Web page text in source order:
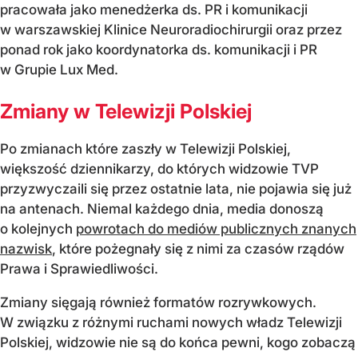
pracowała jako menedżerka ds. PR i komunikacji
w warszawskiej Klinice Neuroradiochirurgii oraz przez
ponad rok jako koordynatorka ds. komunikacji i PR
w Grupie Lux Med.
Zmiany w Telewizji Polskiej
Po zmianach które zaszły w Telewizji Polskiej,
większość dziennikarzy, do których widzowie TVP
przyzwyczaili się przez ostatnie lata, nie pojawia się już
na antenach. Niemal każdego dnia, media donoszą
o kolejnych powrotach do mediów publicznych znanych
nazwisk, które pożegnały się z nimi za czasów rządów
Prawa i Sprawiedliwości.
Zmiany sięgają również formatów rozrywkowych.
W związku z różnymi ruchami nowych władz Telewizji
Polskiej, widzowie nie są do końca pewni, kogo zobaczą